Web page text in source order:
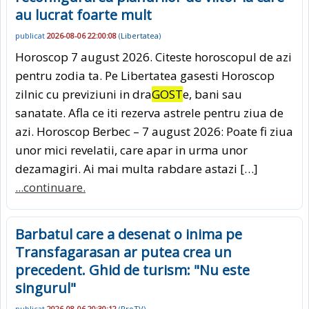
au lucrat foarte mult
publicat 2026-08-06 22:00:08 (Libertatea)
Horoscop 7 august 2026. Citeste horoscopul de azi
pentru zodia ta. Pe Libertatea gasesti Horoscop
zilnic cu previziuni in draGOSTe, bani sau
sanatate. Afla ce iti rezerva astrele pentru ziua de
azi. Horoscop Berbec – 7 august 2026: Poate fi ziua
unor mici revelatii, care apar in urma unor
dezamagiri. Ai mai multa rabdare astazi […]
...continuare.
Barbatul care a desenat o inima pe
Transfagarasan ar putea crea un
precedent. Ghid de turism: "Nu este
singurul"